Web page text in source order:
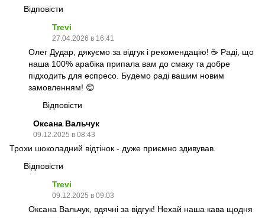
Відповісти
Trevi
27.04.2026 в 16:41
Олег Дудар, дякуємо за відгук і рекомендацію! ☕️ Раді, що
наша 100% арабіка припала вам до смаку та добре
підходить для еспресо. Будемо раді вашим новим
замовленням! 😊
Відповісти
Оксана Вальчук
09.12.2025 в 08:43
Трохи шоколадний відтінок - дуже приємно здивував.
Відповісти
Trevi
09.12.2025 в 09:03
Оксана Вальчук, вдячні за відгук! Нехай наша кава щодня